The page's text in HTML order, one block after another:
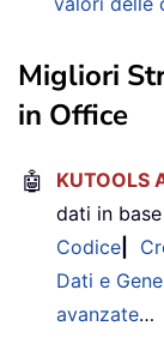
Migliori
in Office
🤖 KUTOOLS
dati in
Codice
Dati e
avanzate…